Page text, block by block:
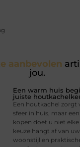
aanbevolen
jou.
Een warm huis
juiste
Een houtkachel zorgt
sfeer in huis, maar
kopen doet u niet
keuze hangt af van
woonstijl en